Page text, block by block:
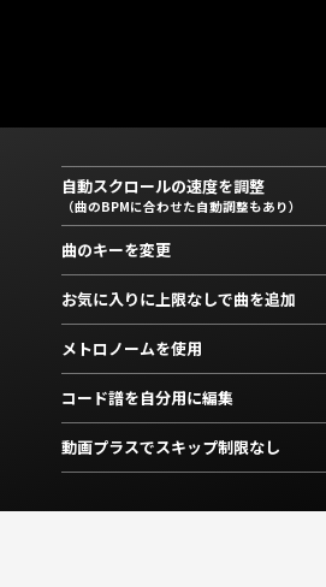
自動スクロールの速度を調整
（曲のBPMに合わせた自動調整もあり）
曲のキーを変更
お気に入りに上限なしで曲を追加
メトロノームを使用
コード譜を自分用に編集
動画プラスでスキップ制限なし